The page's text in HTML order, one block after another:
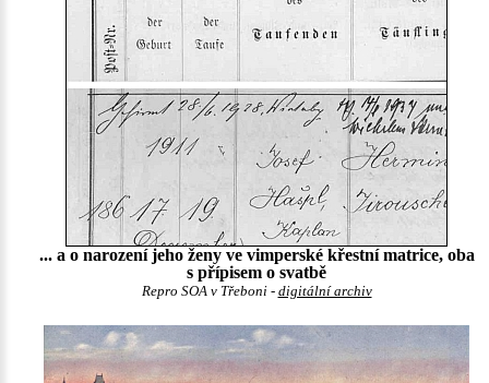
... a o narození jeho ženy ve vimperské křestní matrice, oba
s přípisem o svatbě
Repro SOA v Třeboni - digitální archiv